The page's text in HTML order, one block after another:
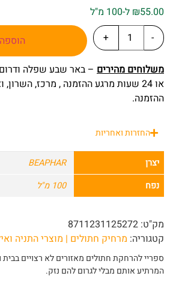
₪55.00 ל-100 מ"ל
-
+
משלוחים מהירים – באר שבע שפלה
ההזמנה.
החזרות ואחריות
יצרן
BEAPHAR
נפח
100 מ"ל
מק"ט: 8711231125272
קטגוריה: מרחיק חתולים | מוצרי התניה
ספריי להרחקת חתולים מאזורים לא רצויים
המרתיע אותם מבלי לגרום להם נזק.